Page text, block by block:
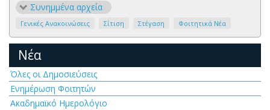
Συνημμένα αρχεία
Γενικές Ανακοινώσεις Σίτιση Στέγαση Φοιτητικά Νέα
Νέα
Όλες οι Δημοσιεύσεις
Ενημέρωση Φοιτητών
Ακαδημαϊκό Ημερολόγιο